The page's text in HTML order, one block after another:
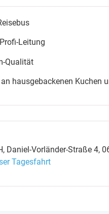
Leitung
Qualität
hausgebackenen Kuchen
Daniel-Vorländer-Straße 4,
Tagesfahrt